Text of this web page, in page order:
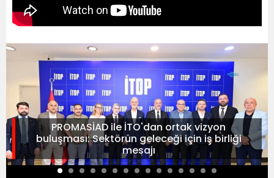
PROMASİAD ile İTO'dan ortak vizyon
buluşması: Sektörün geleceği için iş birliği
mesajı